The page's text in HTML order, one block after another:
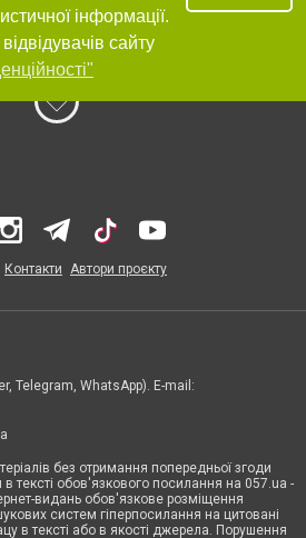
інформації.
сайту
Контакти Автори проєкту
Telegram, WhatsApp). E-mail:
без отримання попередньої згоди
тексті обов'язкового посилання на 057.ua -
видань обов'язкове розміщення
систем гіперпосилання на цитовані
в тексті або в якості джерела. Порушення